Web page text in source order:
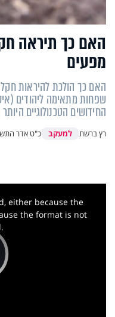
האם כך תיראה
מפעים
האם כך הולכת להיראות
שפחות מתאימה ליהודים
החידושים הטכנולוגיים
רץ ברשת למעקב כ"ט אדר
either because the
the format is not